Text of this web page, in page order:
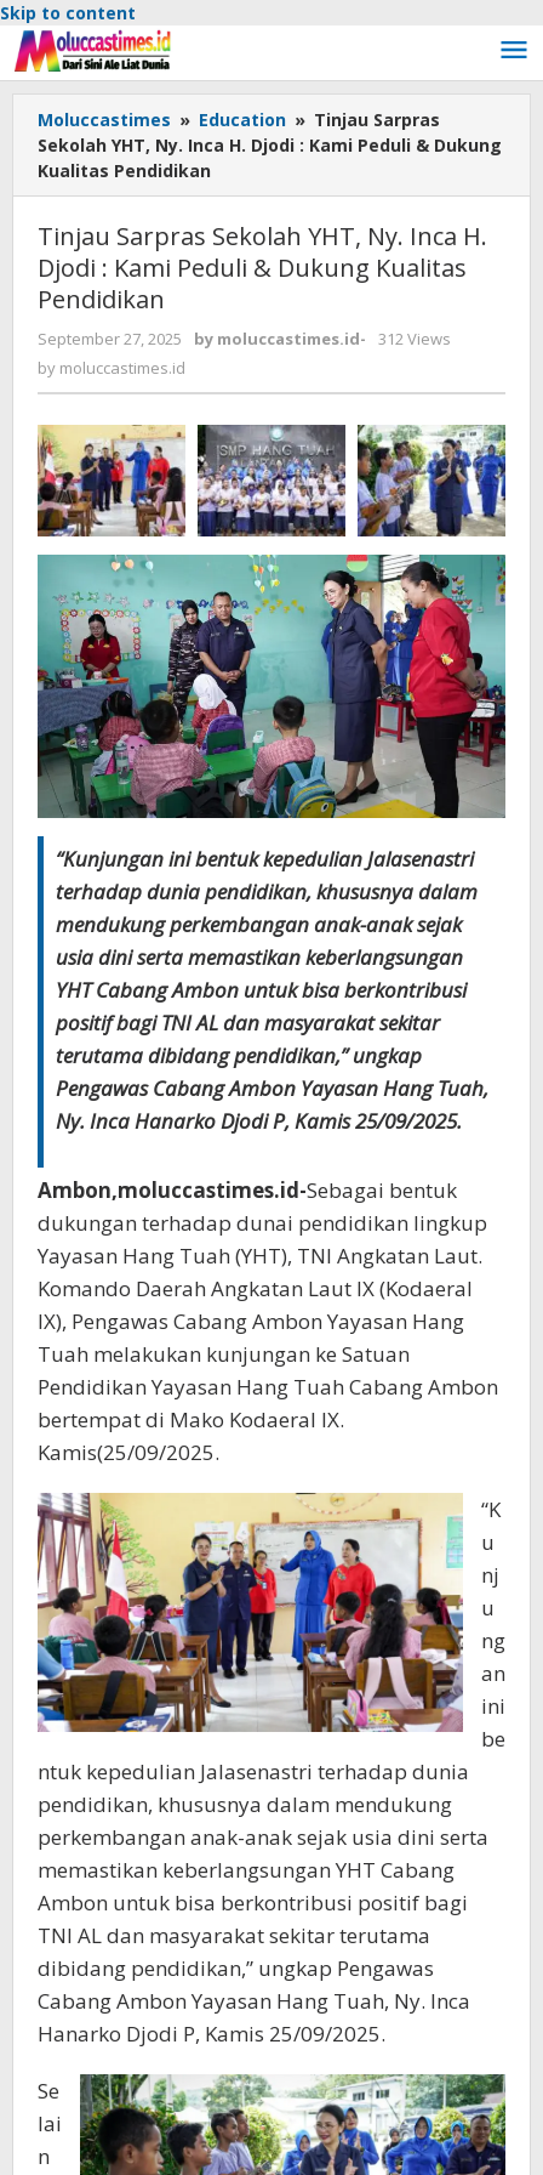
Skip to content
Moluccastimes » Education » Tinjau Sarpras
Sekolah YHT, Ny. Inca H. Djodi : Kami Peduli & Dukung
Kualitas Pendidikan
Tinjau Sarpras Sekolah YHT, Ny. Inca H.
Djodi : Kami Peduli & Dukung Kualitas
Pendidikan
September 27, 2025 by moluccastimes.id-
312 Views
by moluccastimes.id
“Kunjungan ini bentuk kepedulian Jalasenastri
terhadap dunia pendidikan, khususnya dalam
mendukung perkembangan anak-anak sejak
usia dini serta memastikan keberlangsungan
YHT Cabang Ambon untuk bisa berkontribusi
positif bagi TNI AL dan masyarakat sekitar
terutama dibidang pendidikan,” ungkap
Pengawas Cabang Ambon Yayasan Hang Tuah,
Ny. Inca Hanarko Djodi P, Kamis 25/09/2025.
Ambon,moluccastimes.id-Sebagai bentuk
dukungan terhadap dunai pendidikan lingkup
Yayasan Hang Tuah (YHT), TNI Angkatan Laut.
Komando Daerah Angkatan Laut IX (Kodaeral
IX), Pengawas Cabang Ambon Yayasan Hang
Tuah melakukan kunjungan ke Satuan
Pendidikan Yayasan Hang Tuah Cabang Ambon
bertempat di Mako Kodaeral IX.
Kamis(25/09/2025.
“K
u
nj
u
ng
an
ini
be
ntuk kepedulian Jalasenastri terhadap dunia
pendidikan, khususnya dalam mendukung
perkembangan anak-anak sejak usia dini serta
memastikan keberlangsungan YHT Cabang
Ambon untuk bisa berkontribusi positif bagi
TNI AL dan masyarakat sekitar terutama
dibidang pendidikan,” ungkap Pengawas
Cabang Ambon Yayasan Hang Tuah, Ny. Inca
Hanarko Djodi P, Kamis 25/09/2025.
Se
lai
n